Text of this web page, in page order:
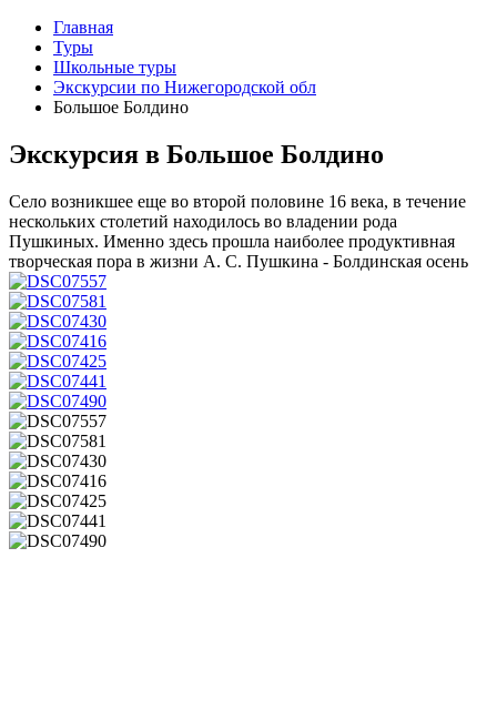
Главная
Туры
Школьные туры
Экскурсии по Нижегородской обл
Большое Болдино
Экскурсия в Большое Болдино
Село возникшее еще во второй половине 16 века, в течение
нескольких столетий находилось во владении рода
Пушкиных. Именно здесь прошла наиболее продуктивная
творческая пора в жизни А. С. Пушкина - Болдинская осень